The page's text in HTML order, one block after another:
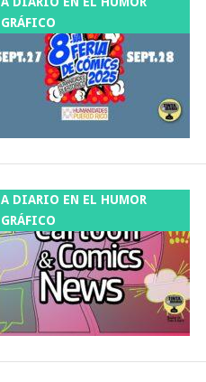
GRÁFICO
A DIARIO EN EL HUMOR
GRÁFICO